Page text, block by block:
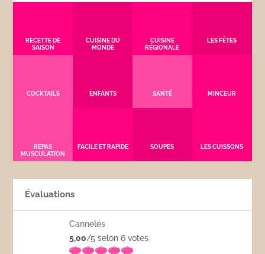
RECETTE DE
SAISON
CUISINE DU
MONDE
CUISINE
RÉGIONALE
LES FÊTES
COCKTAILS ENFANTS SANTÉ MINCEUR
REPAS
MUSCULATION
FACILE ET RAPIDE SOUPES LES CUISSONS
Évaluations
Cannelés
5,00/5 selon 6votes